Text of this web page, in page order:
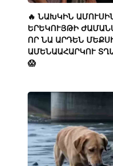
🔥 ՆԱԽԿԻՆ
ԵՐԵԿՈՒՅԹԻ
ՈՐ ՆԱ ԱՐԴԵՆ
ԱՄԵՆԱԱՀԱՐԿՈՒ
😱